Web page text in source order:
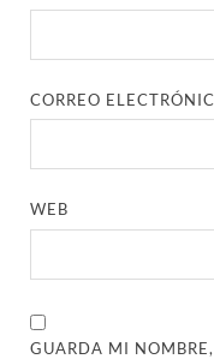
CORREO
WEB
GUARDA MI